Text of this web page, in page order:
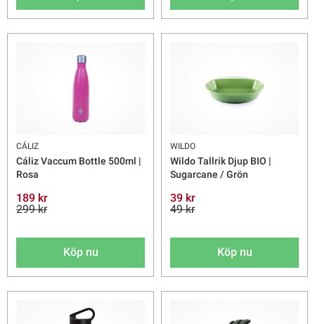
CÁLIZ
Cáliz Vaccum Bottle 500ml |
Rosa
189 kr
299 kr
Köp nu
WILDO
Wildo Tallrik Djup BIO |
Sugarcane / Grön
39 kr
49 kr
Köp nu